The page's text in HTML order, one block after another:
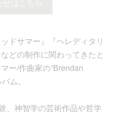
せはこちら
ドサマー』『ヘレディタリ
どの制作に関わってきたと
ー/作曲家の”Brendan
ム。
、神智学の芸術作品や哲学